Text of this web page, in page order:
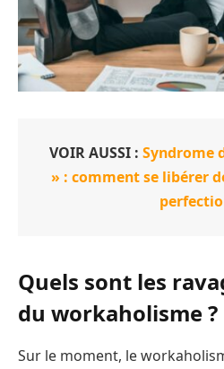
VOIR AUSSI : Syndrome
» : comment se libérer
Quels sont les
du workaholisme ?
Sur le moment, le